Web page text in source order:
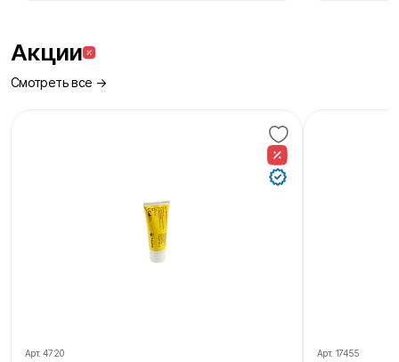
Акции
Смотреть все →
Арт. 4720 Арт. 17455